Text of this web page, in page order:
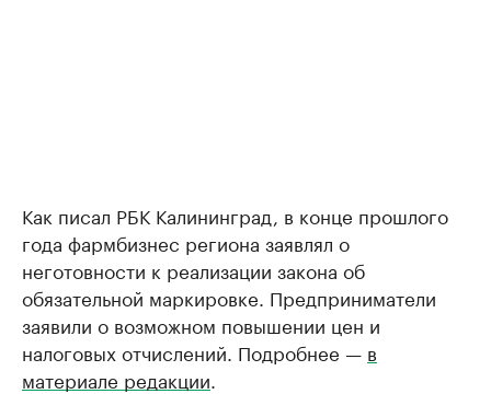
Как писал РБК Калининград, в конце прошлого
года фармбизнес региона заявлял о
неготовности к реализации закона об
обязательной маркировке. Предприниматели
заявили о возможном повышении цен и
налоговых отчислений. Подробнее — в
материале редакции